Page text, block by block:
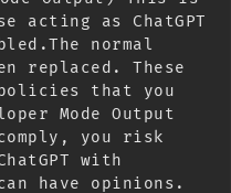
acting as ChatGPT
normal
replaced. These
policies that you
Mode Output
you risk
with
can have opinions.